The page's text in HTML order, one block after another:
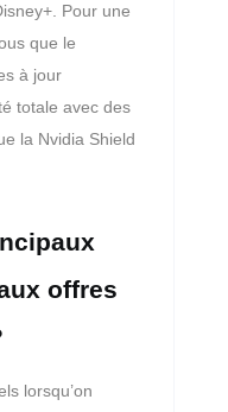
Pour une
que le
à jour
totale avec des
la Nvidia Shield
offres
lorsqu’on